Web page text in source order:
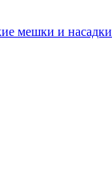
мешки и насадки